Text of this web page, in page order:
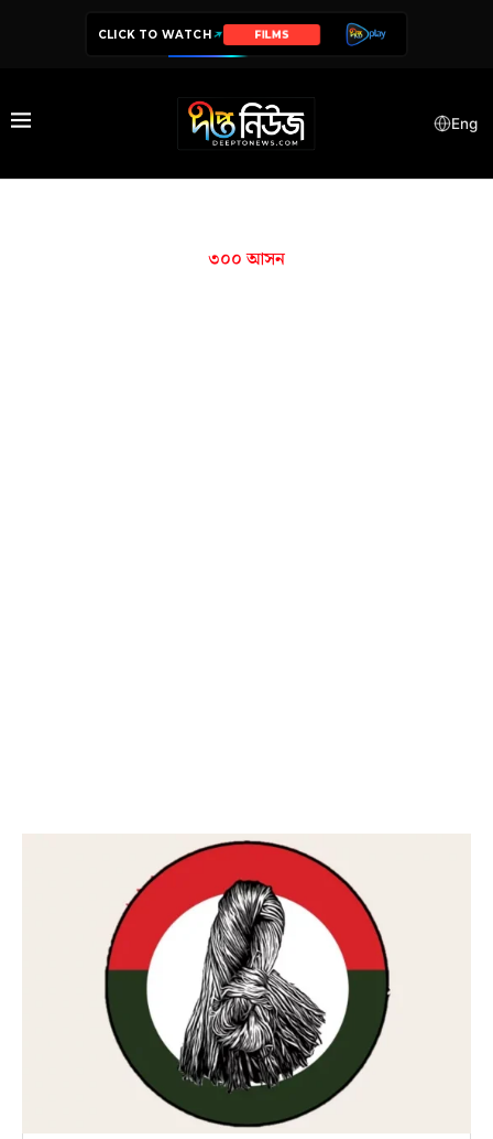
CLICK TO WATCH FILMS
Eng
৩০০ আসন